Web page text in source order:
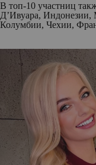
В топ-10 участниц
Д’Ивуара,
Колумбии, Чехии,